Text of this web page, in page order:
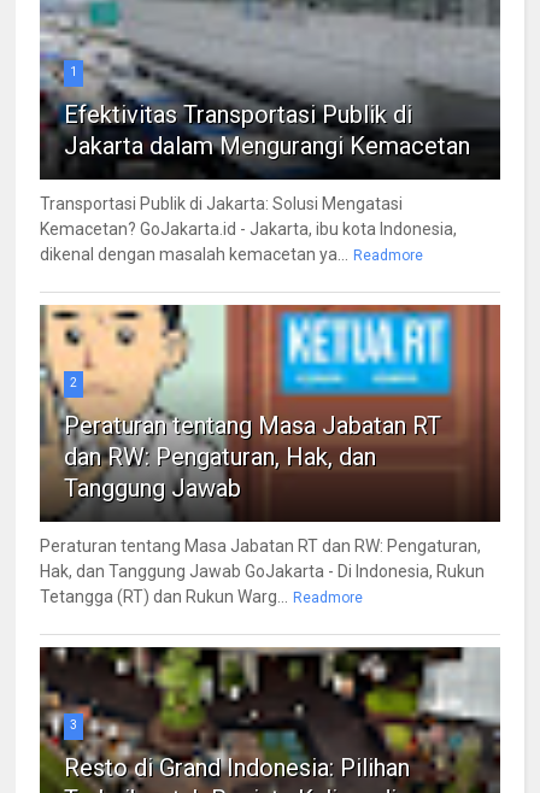
1
Efektivitas Transportasi Publik di
Jakarta dalam Mengurangi Kemacetan
Transportasi Publik di Jakarta: Solusi Mengatasi
Kemacetan? GoJakarta.id - Jakarta, ibu kota Indonesia,
dikenal dengan masalah kemacetan ya... Readmore
2
Peraturan tentang Masa Jabatan RT
dan RW: Pengaturan, Hak, dan
Tanggung Jawab
Peraturan tentang Masa Jabatan RT dan RW: Pengaturan,
Hak, dan Tanggung Jawab GoJakarta - Di Indonesia, Rukun
Tetangga (RT) dan Rukun Warg... Readmore
3
Resto di Grand Indonesia: Pilihan